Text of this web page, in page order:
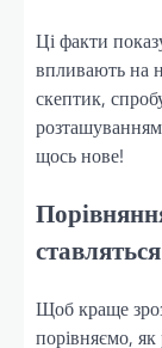
Ці факти
впливають на
скептик,
щось нове!
Щоб краще
порівняємо, як